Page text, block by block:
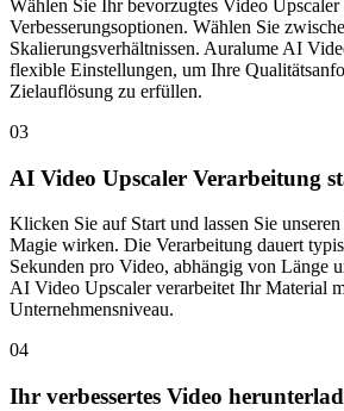
Wählen Sie Ihr bevorzugtes Video
Verbesserungsoptionen. Wählen Sie
Skalierungsverhältnissen. Auralume AI
flexible Einstellungen, um Ihre
Zielauflösung zu erfüllen.
03
AI Video Upscaler Verarbeitung
Klicken Sie auf Start und lassen Sie
Magie wirken. Die Verarbeitung dauert
Sekunden pro Video, abhängig von Länge
AI Video Upscaler verarbeitet Ihr Material
Unternehmensniveau.
04
Ihr verbessertes Video